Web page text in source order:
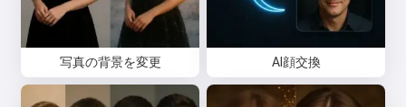
写真の背景を変更 AI顔交換
こんにちは 👋
私は歌を作成したり、詩やお祝い